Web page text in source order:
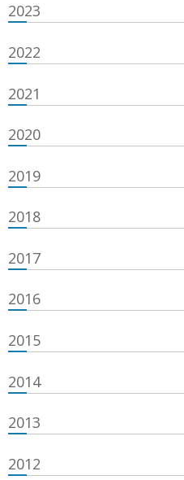
2023
2022
2021
2020
2019
2018
2017
2016
2015
2014
2013
2012